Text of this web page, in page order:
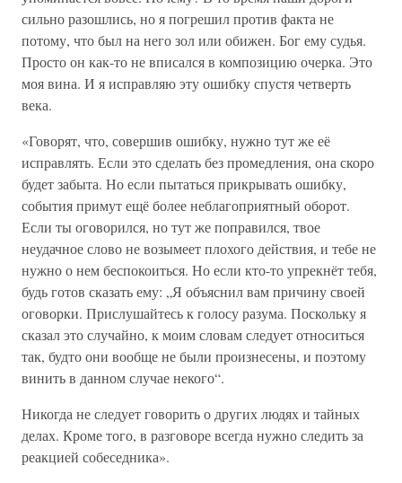
сильно разошлись, но я погрешил против факта не
потому, что был на него зол или обижен. Бог ему судья.
Просто он как-то не вписался в композицию очерка. Это
моя вина. И я исправляю эту ошибку спустя четверть
века.
«Говорят, что, совершив ошибку, нужно тут же её
исправлять. Если это сделать без промедления, она скоро
будет забыта. Но если пытаться прикрывать ошибку,
события примут ещё более неблагоприятный оборот.
Если ты оговорился, но тут же поправился, твое
неудачное слово не возымеет плохого действия, и тебе не
нужно о нем беспокоиться. Но если кто-то упрекнёт тебя,
будь готов сказать ему: „Я объяснил вам причину своей
оговорки. Прислушайтесь к голосу разума. Поскольку я
сказал это случайно, к моим словам следует относиться
так, будто они вообще не были произнесены, и поэтому
винить в данном случае некого“.
Никогда не следует говорить о других людях и тайных
делах. Кроме того, в разговоре всегда нужно следить за
реакцией собеседника».